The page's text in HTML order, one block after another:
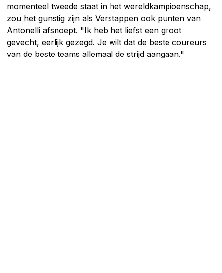
momenteel tweede staat in het wereldkampioenschap,
zou het gunstig zijn als Verstappen ook punten van
Antonelli afsnoept. "Ik heb het liefst een groot
gevecht, eerlijk gezegd. Je wilt dat de beste coureurs
van de beste teams allemaal de strijd aangaan."